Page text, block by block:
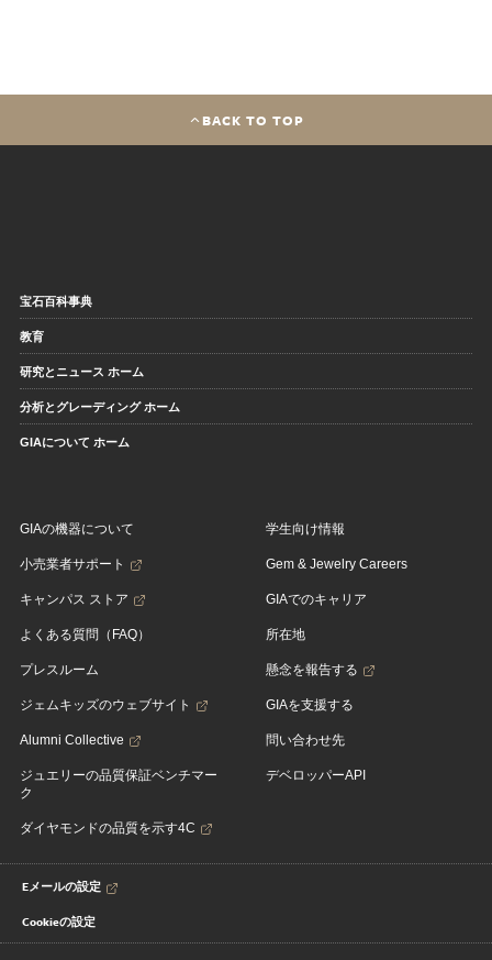
BACK TO TOP
宝石百科事典
教育
研究とニュース ホーム
分析とグレーディング ホーム
GIAについて ホーム
GIAの機器について
小売業者サポート
キャンパス ストア
よくある質問（FAQ）
プレスルーム
ジェムキッズのウェブサイト
Alumni Collective
ジュエリーの品質保証ベンチマー
ク
ダイヤモンドの品質を示す4C
学生向け情報
Gem & Jewelry Careers
GIAでのキャリア
所在地
懸念を報告する
GIAを支援する
問い合わせ先
デベロッパーAPI
Eメールの設定
Cookieの設定